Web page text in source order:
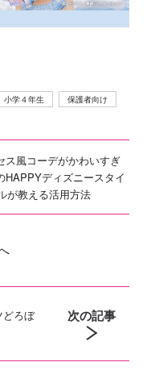
小学４年生 保護者向け
風コーデがかわいすぎ
ディズニースタイ
教える活用方法
ろぼ
次の記事